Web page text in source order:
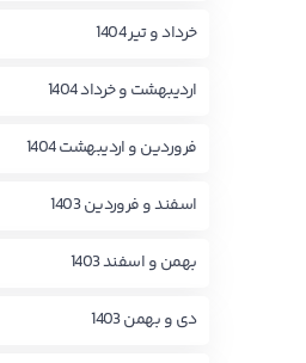
خرداد و تیر 1404
اردیبهشت و خرداد 1404
فروردین و اردیبهشت 1404
اسفند و فروردین 1403
بهمن و اسفند 1403
دی و بهمن 1403